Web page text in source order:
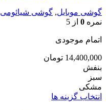
گوشی موبایل, گوشی شیائومی
نمره 0 از 5
اتمام موجودی
14,400,000 تومان
بنفش
سبز
مشکی
انتخاب گزینه ها